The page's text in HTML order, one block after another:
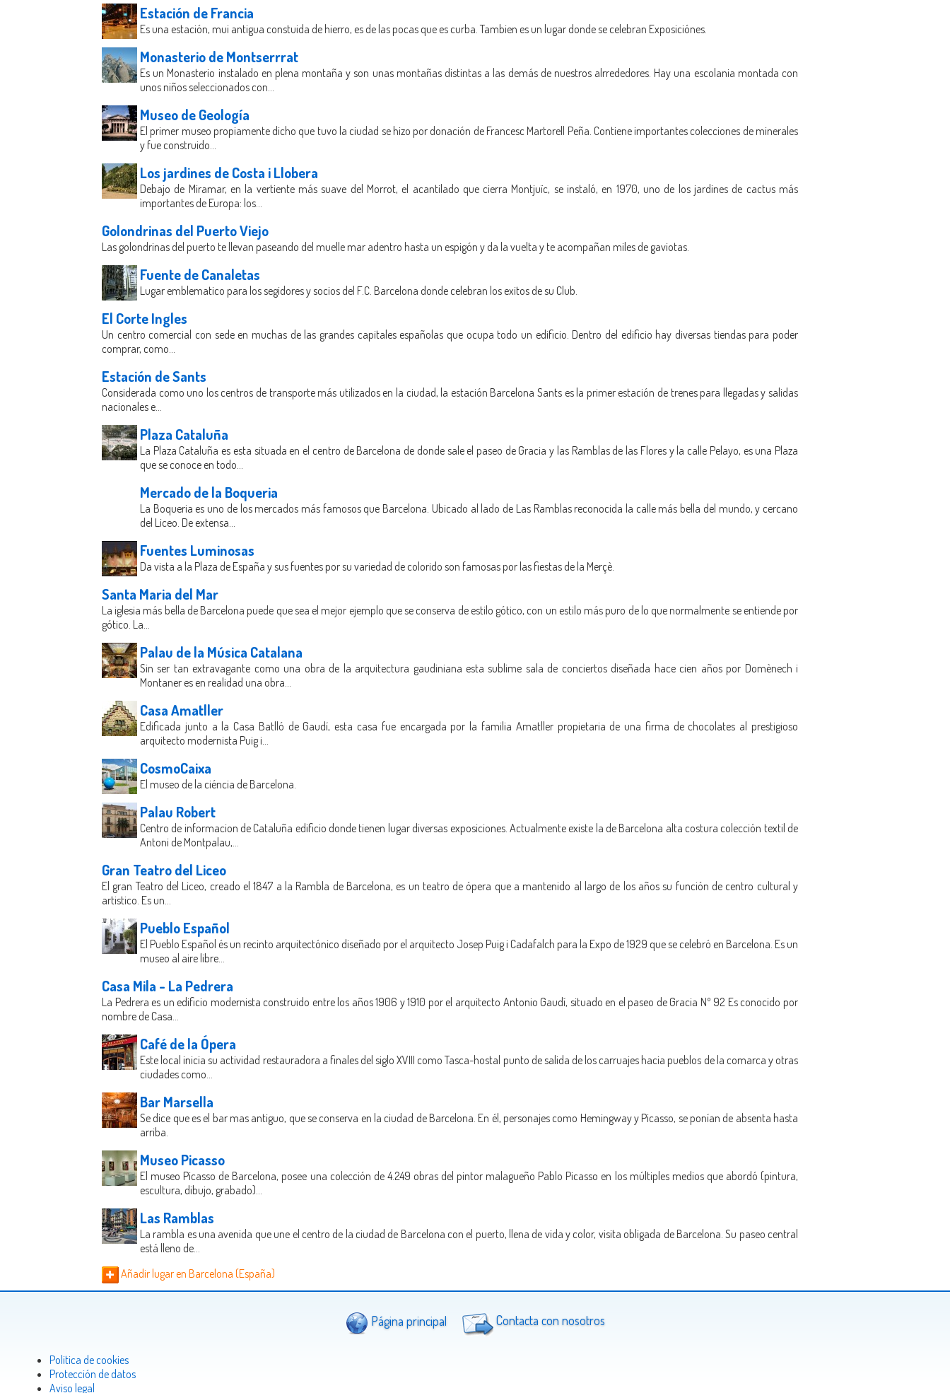
Estación de Francia
Es una estación, mui antigua constuida de hierro, es de las pocas que es curba. Tambien es un lugar donde se celebran Exposiciónes.
Monasterio de Montserrrat
Es un Monasterio instalado en plena montaña y son unas montañas distintas a las demás de nuestros alrrededores. Hay una escolania montada con
unos niños seleccionados con...
Museo de Geología
El primer museo propiamente dicho que tuvo la ciudad se hizo por donación de Francesc Martorell Peña. Contiene importantes colecciones de minerales
y fue construido...
Los jardines de Costa i Llobera
Debajo de Miramar, en la vertiente más suave del Morrot, el acantilado que cierra Montjuïc, se instaló, en 1970, uno de los jardines de cactus más
importantes de Europa: los...
Golondrinas del Puerto Viejo
Las golondrinas del puerto te llevan paseando del muelle mar adentro hasta un espigón y da la vuelta y te acompañan miles de gaviotas.
Fuente de Canaletas
Lugar emblematico para los segidores y socios del F.C. Barcelona donde celebran los exitos de su Club.
El Corte Ingles
Un centro comercial con sede en muchas de las grandes capitales españolas que ocupa todo un edificio. Dentro del edificio hay diversas tiendas para poder
comprar, como...
Estación de Sants
Considerada como uno los centros de transporte más utilizados en la ciudad, la estación Barcelona Sants es la primer estación de trenes para llegadas y salidas
nacionales e...
Plaza Cataluña
La Plaza Cataluña es esta situada en el centro de Barcelona de donde sale el paseo de Gracia y las Ramblas de las Flores y la calle Pelayo, es una Plaza
que se conoce en todo...
Mercado de la Boqueria
La Boqueria es uno de los mercados más famosos que Barcelona. Ubicado al lado de Las Ramblas reconocida la calle más bella del mundo, y cercano
del Liceo. De extensa...
Fuentes Luminosas
Da vista a la Plaza de España y sus fuentes por su variedad de colorido son famosas por las fiestas de la Merçè.
Santa Maria del Mar
La iglesia más bella de Barcelona puede que sea el mejor ejemplo que se conserva de estilo gótico, con un estilo más puro de lo que normalmente se entiende por
gótico. La...
Palau de la Música Catalana
Sin ser tan extravagante como una obra de la arquitectura gaudiniana esta sublime sala de conciertos diseñada hace cien años por Domènech i
Montaner es en realidad una obra...
Casa Amatller
Edificada junto a la Casa Batlló de Gaudí, esta casa fue encargada por la familia Amatller propietaria de una firma de chocolates al prestigioso
arquitecto modernista Puig i...
CosmoCaixa
El museo de la ciéncia de Barcelona.
Palau Robert
Centro de informacion de Cataluña edificio donde tienen lugar diversas exposiciones. Actualmente existe la de Barcelona alta costura colección textil de
Antoni de Montpalau,...
Gran Teatro del Liceo
El gran Teatro del Liceo, creado el 1847 a la Rambla de Barcelona, es un teatro de ópera que a mantenido al largo de los años su función de centro cultural y
artistico. Es un...
Pueblo Español
El Pueblo Español és un recinto arquitectónico diseñado por el arquitecto Josep Puig i Cadafalch para la Expo de 1929 que se celebró en Barcelona. Es un
museo al aire libre...
Casa Mila - La Pedrera
La Pedrera es un edificio modernista construido entre los años 1906 y 1910 por el arquitecto Antonio Gaudí, situado en el paseo de Gracia Nº 92 Es conocido por
nombre de Casa...
Café de la Ópera
Este local inicia su actividad restauradora a finales del siglo XVIII como Tasca-hostal punto de salida de los carruajes hacia pueblos de la comarca y otras
ciudades como...
Bar Marsella
Se dice que es el bar mas antiguo, que se conserva en la ciudad de Barcelona. En él, personajes como Hemingway y Picasso, se ponían de absenta hasta
arriba.
Museo Picasso
El museo Picasso de Barcelona, posee una colección de 4.249 obras del pintor malagueño Pablo Picasso en los múltiples medios que abordó (pintura,
escultura, dibujo, grabado)...
Las Ramblas
La rambla es una avenida que une el centro de la ciudad de Barcelona con el puerto, llena de vida y color, visita obligada de Barcelona. Su paseo central
está lleno de...
Añadir lugar en Barcelona (España)
Página principal Contacta con nosotros
Politica de cookies
Protección de datos
Aviso legal